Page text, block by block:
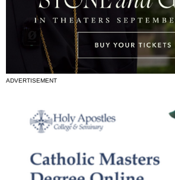
ADVERTISEMENT